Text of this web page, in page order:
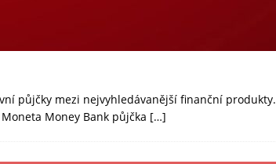
půjčky mezi nejvyhledávanější finanční produkty.
Money Bank půjčka […]